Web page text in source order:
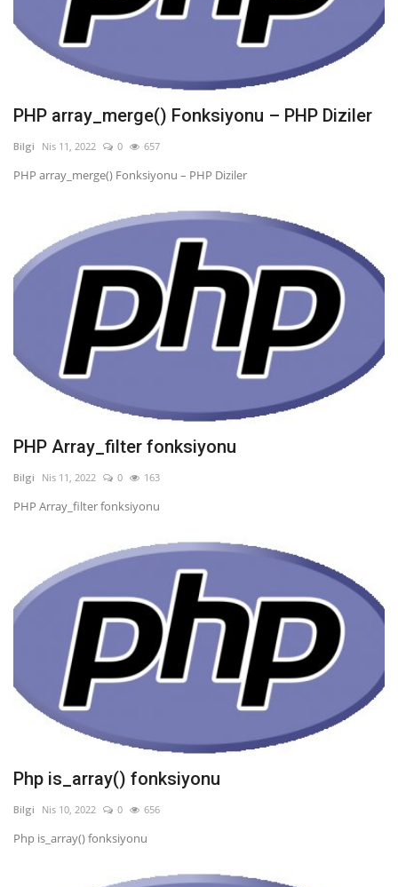
PHP array_merge() Fonksiyonu – PHP Diziler
Bilgi Nis 11, 2022 0 657
PHP array_merge() Fonksiyonu – PHP Diziler
PHP Array_filter fonksiyonu
Bilgi Nis 11, 2022 0 163
PHP Array_filter fonksiyonu
Php is_array() fonksiyonu
Bilgi Nis 10, 2022 0 656
Php is_array() fonksiyonu